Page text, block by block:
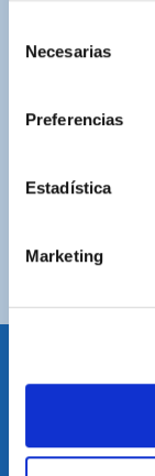
Necesarias
Preferencias
Estadística
Marketing
PayPal.